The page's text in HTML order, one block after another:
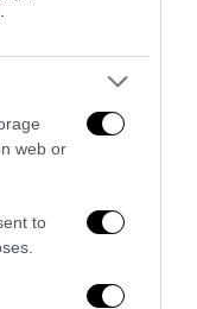
web or
to
Acca
Prefettura